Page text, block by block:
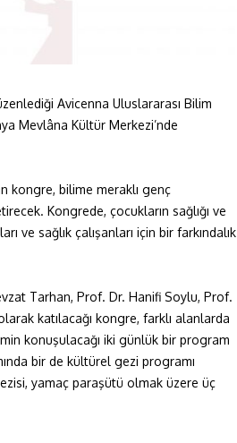
Avicenna Uluslararası Bilim
Mevlâna Kültür Merkezi’nde
kongre, bilime meraklı genç
Kongrede, çocukların sağlığı ve
ve sağlık çalışanları için bir farkındalık
Tarhan, Prof. Dr. Hanifi Soylu, Prof.
katılacağı kongre, farklı alanlarda
konuşulacağı iki günlük bir program
bir de kültürel gezi programı
yamaç paraşütü olmak üzere üç